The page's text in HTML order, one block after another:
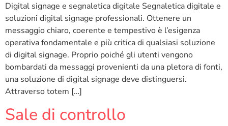
Digital signage e segnaletica digitale Segnaletica digitale e
soluzioni digital signage professionali. Ottenere un
messaggio chiaro, coerente e tempestivo è l’esigenza
operativa fondamentale e più critica di qualsiasi soluzione
di digital signage. Proprio poiché gli utenti vengono
bombardati da messaggi provenienti da una pletora di fonti,
una soluzione di digital signage deve distinguersi.
Attraverso totem […]
Sale di controllo